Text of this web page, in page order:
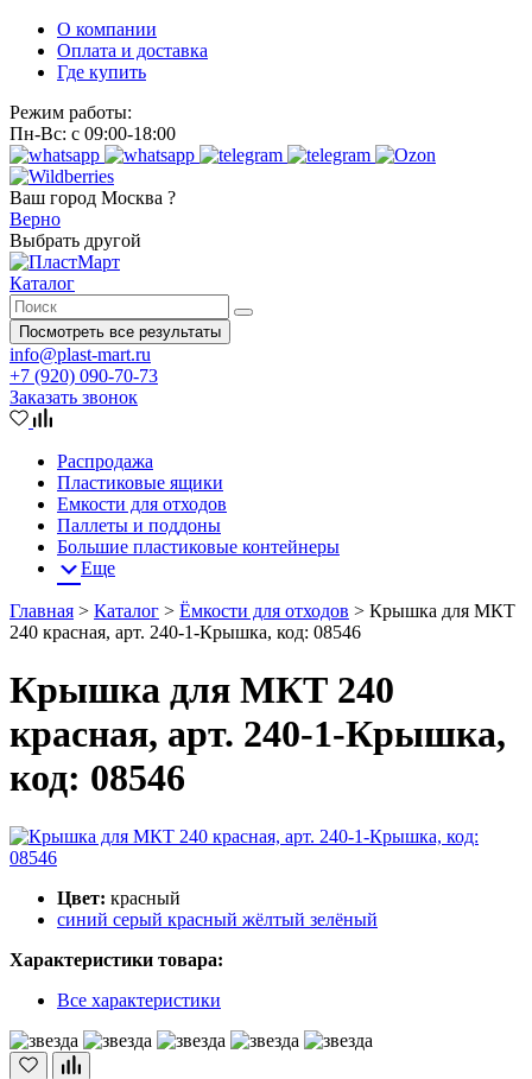
О компании
Оплата и доставка
Где купить
Режим работы:
Пн-Вс: с 09:00-18:00
Ваш город Москва ?
Верно
Выбрать другой
Каталог
Посмотреть все результаты
info@plast-mart.ru
+7 (920) 090-70-73
Заказать звонок
Распродажа
Пластиковые ящики
Емкости для отходов
Паллеты и поддоны
Большие пластиковые контейнеры
Еще
Главная > Каталог > Ёмкости для отходов > Крышка для МКТ
240 красная, арт. 240-1-Крышка, код: 08546
Крышка для МКТ 240
красная, арт. 240-1-Крышка,
код: 08546
Цвет: красный
синий серый красный жёлтый зелёный
Характеристики товара:
Все характеристики